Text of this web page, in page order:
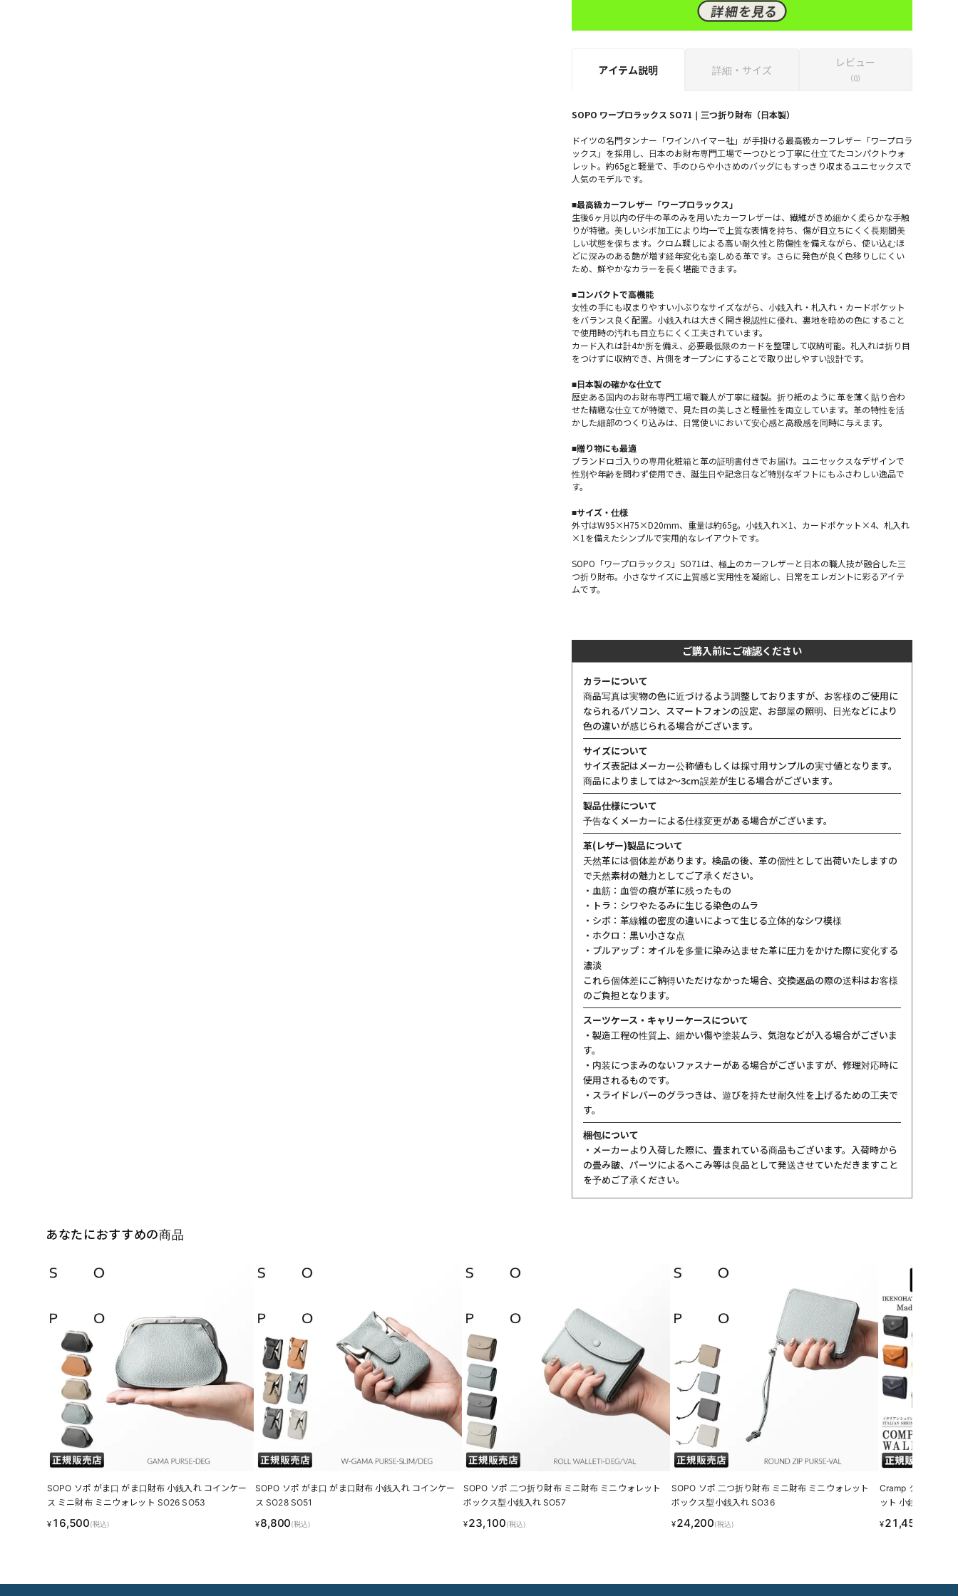
アイテム説明 詳細・サイズ
レビュー
（0）
SOPO ワープロラックス SO71｜三つ折り財布（日本製）
ドイツの名門タンナー「ワインハイマー社」が手掛ける最高級カーフレザー「ワープロラ
ックス」を採用し、日本のお財布専門工場で一つひとつ丁寧に仕立てたコンパクトウォ
レット。約65gと軽量で、手のひらや小さめのバッグにもすっきり収まるユニセックスで
人気のモデルです。
■最高級カーフレザー「ワープロラックス」
生後6ヶ月以内の仔牛の革のみを用いたカーフレザーは、繊維がきめ細かく柔らかな手触
りが特徴。美しいシボ加工により均一で上質な表情を持ち、傷が目立ちにくく長期間美
しい状態を保ちます。クロム鞣しによる高い耐久性と防傷性を備えながら、使い込むほ
どに深みのある艶が増す経年変化も楽しめる革です。さらに発色が良く色移りしにくい
ため、鮮やかなカラーを長く堪能できます。
■コンパクトで高機能
女性の手にも収まりやすい小ぶりなサイズながら、小銭入れ・札入れ・カードポケット
をバランス良く配置。小銭入れは大きく開き視認性に優れ、裏地を暗めの色にすること
で使用時の汚れも目立ちにくく工夫されています。
カード入れは計4か所を備え、必要最低限のカードを整理して収納可能。札入れは折り目
をつけずに収納でき、片側をオープンにすることで取り出しやすい設計です。
■日本製の確かな仕立て
歴史ある国内のお財布専門工場で職人が丁寧に縫製。折り紙のように革を薄く貼り合わ
せた精緻な仕立てが特徴で、見た目の美しさと軽量性を両立しています。革の特性を活
かした細部のつくり込みは、日常使いにおいて安心感と高級感を同時に与えます。
■贈り物にも最適
ブランドロゴ入りの専用化粧箱と革の証明書付きでお届け。ユニセックスなデザインで
性別や年齢を問わず使用でき、誕生日や記念日など特別なギフトにもふさわしい逸品で
す。
■サイズ・仕様
外寸はW95×H75×D20mm、重量は約65g。小銭入れ×1、カードポケット×4、札入れ
×1を備えたシンプルで実用的なレイアウトです。
SOPO「ワープロラックス」SO71は、極上のカーフレザーと日本の職人技が融合した三
つ折り財布。小さなサイズに上質感と実用性を凝縮し、日常をエレガントに彩るアイテ
ムです。
ご購入前にご確認ください
カラーについて
商品写真は実物の色に近づけるよう調整しておりますが、お客様のご使用に
なられるパソコン、スマートフォンの設定、お部屋の照明、日光などにより
色の違いが感じられる場合がございます。
サイズについて
サイズ表記はメーカー公称値もしくは採寸用サンプルの実寸値となります。
商品によりましては2〜3cm誤差が生じる場合がございます。
製品仕様について
予告なくメーカーによる仕様変更がある場合がございます。
革(レザー)製品について
天然革には個体差があります。検品の後、革の個性として出荷いたしますの
で天然素材の魅力としてご了承ください。
・血筋：血管の痕が革に残ったもの
・トラ：シワやたるみに生じる染色のムラ
・シボ：革線維の密度の違いによって生じる立体的なシワ模様
・ホクロ：黒い小さな点
・プルアップ：オイルを多量に染み込ませた革に圧力をかけた際に変化する
濃淡
これら個体差にご納得いただけなかった場合、交換返品の際の送料はお客様
のご負担となります。
スーツケース・キャリーケースについて
・製造工程の性質上、細かい傷や塗装ムラ、気泡などが入る場合がございま
す。
・内装につまみのないファスナーがある場合がございますが、修理対応時に
使用されるものです。
・スライドレバーのグラつきは、遊びを持たせ耐久性を上げるための工夫で
す。
梱包について
・メーカーより入荷した際に、畳まれている商品もございます。入荷時から
の畳み皺、パーツによるへこみ等は良品として発送させていただきますこと
を予めご了承ください。
あなたにおすすめの商品
SOPO ソポ がま口 がま口財布 小銭入れ コインケー
ス ミニ財布 ミニウォレット SO26 SO53
¥ 16,500(税込)
SOPO ソポ がま口 がま口財布 小銭入れ コインケー
ス SO28 SO51
¥8,800(税込)
SOPO ソポ 二つ折り財布 ミニ財布 ミニウォレット
ボックス型小銭入れ SO57
¥23,100(税込)
SOPO ソポ 二つ折り財布 ミニ財布 ミニウォレット
ボックス型小銭入れ SO36
¥24,200(税込)
Cramp クランプ ミ
ット 小銭入れ コ
¥21,450